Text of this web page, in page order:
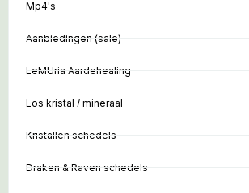
Mp4's
Aanbiedingen (sale)
LeMUria Aardehealing
Los kristal / mineraal
Kristallen schedels
Draken & Raven schedels